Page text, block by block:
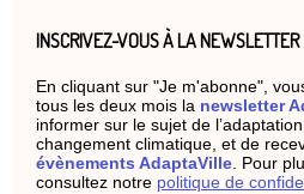
INSCRIVEZ-VOUS À LA NEWSLETTER
En cliquant sur "Je m'abonne",
tous les deux mois la newsletter
informer sur le sujet de
changement climatique, et de
évènements AdaptaVille . Pour
consultez notre politique de